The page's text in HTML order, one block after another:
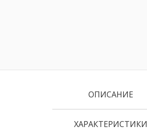
ОПИСАНИЕ
ХАРАКТЕРИСТИКИ